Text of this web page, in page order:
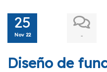
25
Nov 22 -
Diseño de